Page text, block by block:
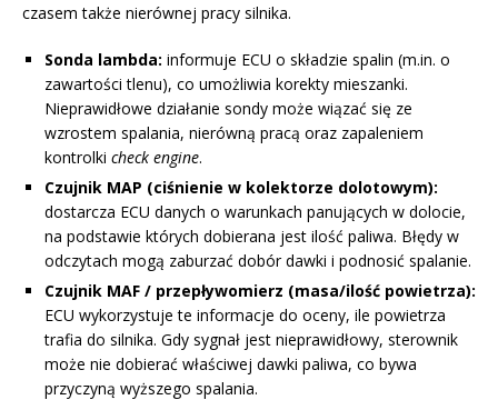
czasem także nierównej pracy silnika.
Sonda lambda: informuje ECU o składzie spalin (m.in. o
zawartości tlenu), co umożliwia korekty mieszanki.
Nieprawidłowe działanie sondy może wiązać się ze
wzrostem spalania, nierówną pracą oraz zapaleniem
kontrolki check engine.
Czujnik MAP (ciśnienie w kolektorze dolotowym):
dostarcza ECU danych o warunkach panujących w dolocie,
na podstawie których dobierana jest ilość paliwa. Błędy w
odczytach mogą zaburzać dobór dawki i podnosić spalanie.
Czujnik MAF / przepływomierz (masa/ilość powietrza):
ECU wykorzystuje te informacje do oceny, ile powietrza
trafia do silnika. Gdy sygnał jest nieprawidłowy, sterownik
może nie dobierać właściwej dawki paliwa, co bywa
przyczyną wyższego spalania.